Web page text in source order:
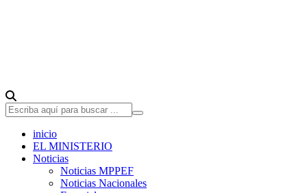
inicio
EL MINISTERIO
Noticias
Noticias MPPEF
Noticias Nacionales